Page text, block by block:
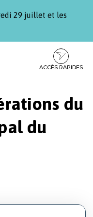
29 juillet et les
ACCÈS RAPIDES
du
du